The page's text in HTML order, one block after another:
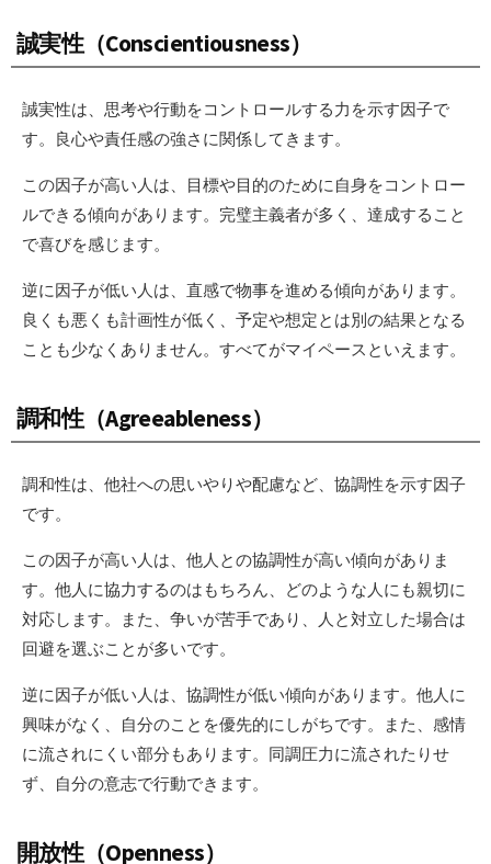
誠実性（Conscientiousness）
誠実性は、思考や行動をコントロールする力を示す因子で
す。良心や責任感の強さに関係してきます。
この因子が高い人は、目標や目的のために自身をコントロー
ルできる傾向があります。完璧主義者が多く、達成すること
で喜びを感じます。
逆に因子が低い人は、直感で物事を進める傾向があります。
良くも悪くも計画性が低く、予定や想定とは別の結果となる
ことも少なくありません。すべてがマイペースといえます。
調和性（Agreeableness）
調和性は、他社への思いやりや配慮など、協調性を示す因子
です。
この因子が高い人は、他人との協調性が高い傾向がありま
す。他人に協力するのはもちろん、どのような人にも親切に
対応します。また、争いが苦手であり、人と対立した場合は
回避を選ぶことが多いです。
逆に因子が低い人は、協調性が低い傾向があります。他人に
興味がなく、自分のことを優先的にしがちです。また、感情
に流されにくい部分もあります。同調圧力に流されたりせ
ず、自分の意志で行動できます。
開放性（Openness）